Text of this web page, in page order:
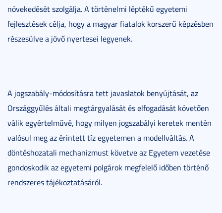
növekedését szolgálja. A történelmi léptékű egyetemi
fejlesztések célja, hogy a magyar fiatalok korszerű képzésben
részesülve a jövő nyertesei legyenek.
A jogszabály-módosításra tett javaslatok benyújtását, az
Országgyűlés általi megtárgyalását és elfogadását követően
válik egyértelművé, hogy milyen jogszabályi keretek mentén
valósul meg az érintett tíz egyetemen a modellváltás. A
döntéshozatali mechanizmust követve az Egyetem vezetése
gondoskodik az egyetemi polgárok megfelelő időben történő
rendszeres tájékoztatásáról.